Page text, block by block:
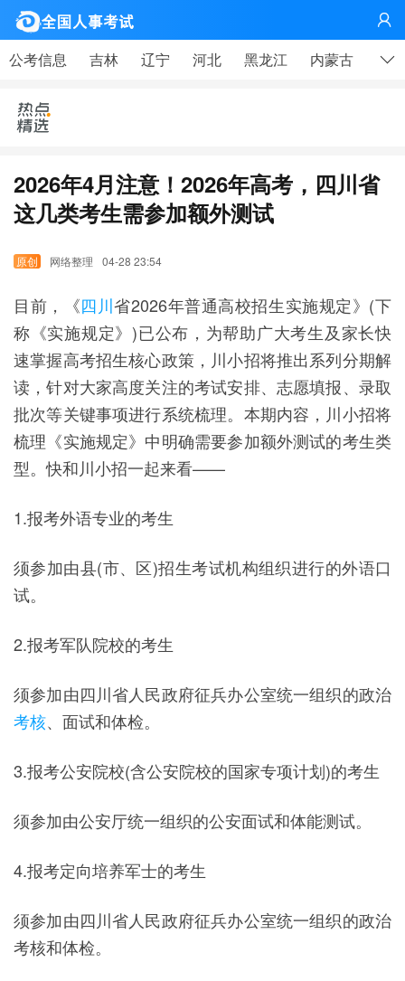

公考信息 吉林 辽宁 河北 黑龙江 内蒙古 山东
2026年4月注意！2026年高考，四川省
这几类考生需参加额外测试
网络整理 04-28 23:54
目前，《四川省2026年普通高校招生实施规定》(下
称《实施规定》)已公布，为帮助广大考生及家长快
速掌握高考招生核心政策，川小招将推出系列分期解
读，针对大家高度关注的考试安排、志愿填报、录取
批次等关键事项进行系统梳理。本期内容，川小招将
梳理《实施规定》中明确需要参加额外测试的考生类
型。快和川小招一起来看——
1.报考外语专业的考生
须参加由县(市、区)招生考试机构组织进行的外语口
试。
2.报考军队院校的考生
须参加由四川省人民政府征兵办公室统一组织的政治
考核、面试和体检。
3.报考公安院校(含公安院校的国家专项计划)的考生
须参加由公安厅统一组织的公安面试和体能测试。
4.报考定向培养军士的考生
须参加由四川省人民政府征兵办公室统一组织的政治
考核和体检。